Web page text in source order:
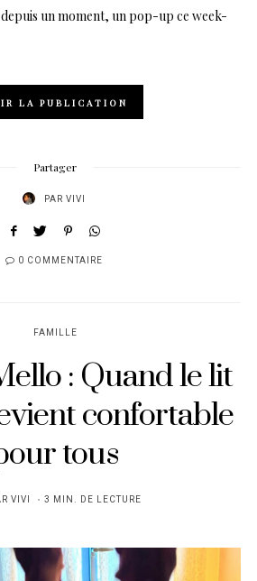
un moment, un pop-up ce week-
LA PUBLICATION
Partager
PAR VIVI
0 COMMENTAIRE
FAMILLE
: Quand le lit
confortable
tous
VIVI 3 MIN. DE LECTURE